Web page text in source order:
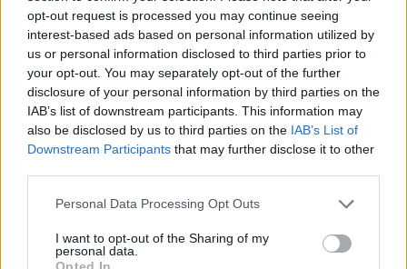
opt-out request is processed you may continue seeing
interest-based ads based on personal information utilized by
us or personal information disclosed to third parties prior to
your opt-out. You may separately opt-out of the further
disclosure of your personal information by third parties on the
IAB’s list of downstream participants. This information may
also be disclosed by us to third parties on the IAB’s List of
Downstream Participants that may further disclose it to other
Please note that this website/app uses one or more Google
not limited to your visit or usage behaviour. You may click to
grant or deny consent to Google and its third-party tags to
Personal Data Processing Opt Outs
I want to opt-out of the Sharing of my
personal data.
Opted In